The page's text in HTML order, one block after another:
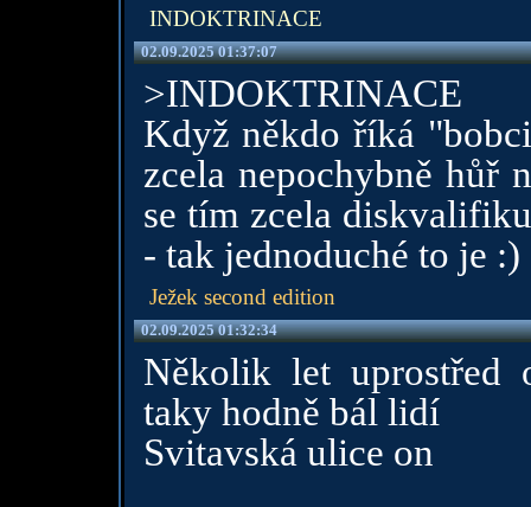
INDOKTRINACE
02.09.2025 01:37:07
>INDOKTRINACE
Když někdo říká
zcela nepochybně hůř
se tím zcela
- tak jednoduché to je :)
Ježek second edition
02.09.2025 01:32:34
Několik let uprostřed
taky hodně bál lidí
Svitavská ulice on